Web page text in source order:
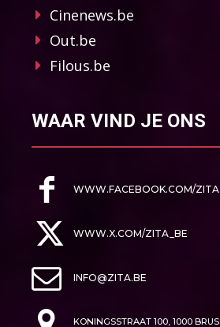
Cinenews.be
Out.be
Filous.be
WAAR VIND JE ONS
WWW.FACEBOOK.COM/
WWW.X.COM/ZITA_BE
INFO@ZITA.BE
KONINGSSTRAAT 100, 1000